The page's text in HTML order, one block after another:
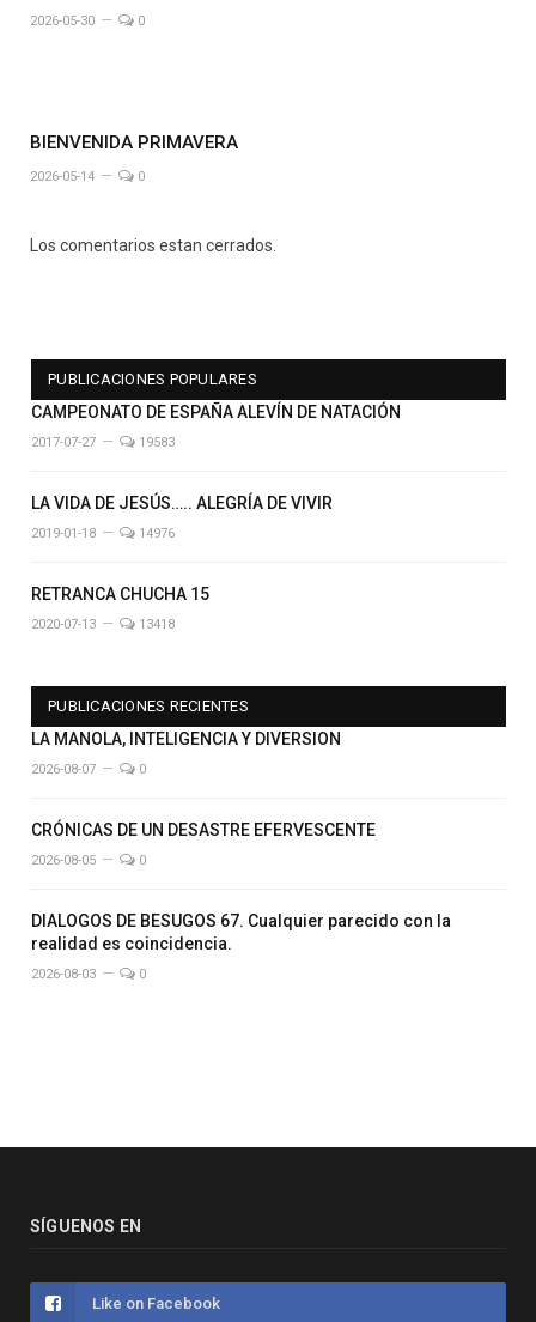
2026-05-30 0
BIENVENIDA PRIMAVERA
2026-05-14 0
Los comentarios estan cerrados.
PUBLICACIONES POPULARES
CAMPEONATO DE ESPAÑA ALEVÍN DE NATACIÓN
2017-07-27 19583
LA VIDA DE JESÚS….. ALEGRÍA DE VIVIR
2019-01-18 14976
RETRANCA CHUCHA 15
2020-07-13 13418
PUBLICACIONES RECIENTES
LA MANOLA, INTELIGENCIA Y DIVERSION
2026-08-07 0
CRÓNICAS DE UN DESASTRE EFERVESCENTE
2026-08-05 0
DIALOGOS DE BESUGOS 67. Cualquier parecido con la
realidad es coincidencia.
2026-08-03 0
SÍGUENOS EN
Like on Facebook